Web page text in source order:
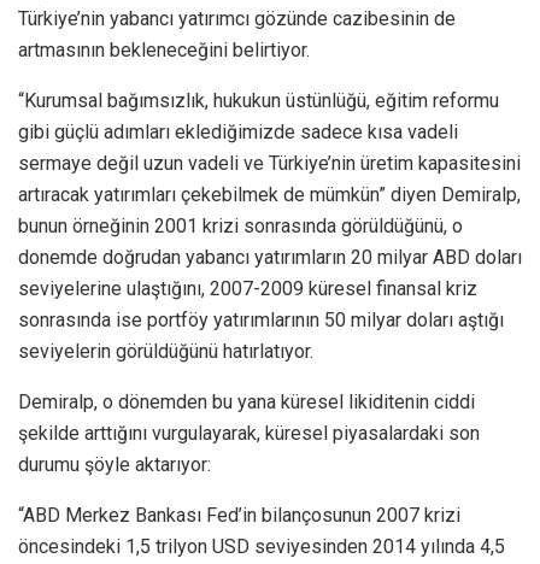
Türkiye’nin yabancı yatırımcı gözünde cazibesinin de
artmasının bekleneceğini belirtiyor.
“Kurumsal bağımsızlık, hukukun üstünlüğü, eğitim reformu
gibi güçlü adımları eklediğimizde sadece kısa vadeli
sermaye değil uzun vadeli ve Türkiye’nin üretim kapasitesini
artıracak yatırımları çekebilmek de mümkün” diyen Demiralp,
bunun örneğinin 2001 krizi sonrasında görüldüğünü, o
donemde doğrudan yabancı yatırımların 20 milyar ABD doları
seviyelerine ulaştığını, 2007-2009 küresel finansal kriz
sonrasında ise portföy yatırımlarının 50 milyar doları aştığı
seviyelerin görüldüğünü hatırlatıyor.
Demiralp, o dönemden bu yana küresel likiditenin ciddi
şekilde arttığını vurgulayarak, küresel piyasalardaki son
durumu şöyle aktarıyor:
“ABD Merkez Bankası Fed’in bilançosunun 2007 krizi
öncesindeki 1,5 trilyon USD seviyesinden 2014 yılında 4,5